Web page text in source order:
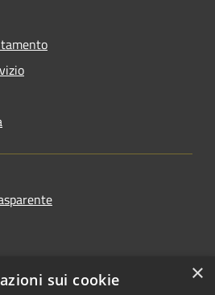
×
sui cookie